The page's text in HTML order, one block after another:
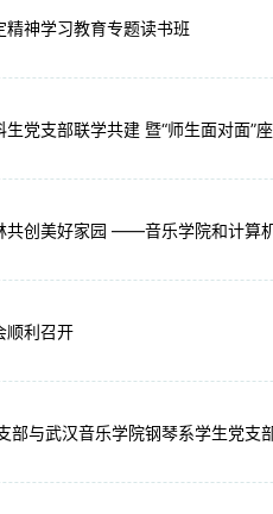
神学习教育专题读书班
党支部联学共建 暨“师生面对面”
共创美好家园 ——音乐学院和计算
顺利召开
与武汉音乐学院钢琴系学生党支